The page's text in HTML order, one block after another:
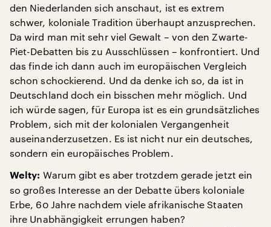
den Niederlanden sich anschaut, ist es extrem
schwer, koloniale Tradition überhaupt anzusprechen.
Da wird man mit sehr viel Gewalt – von den Zwarte-
Piet-Debatten bis zu Ausschlüssen – konfrontiert. Und
das finde ich dann auch im europäischen Vergleich
schon schockierend. Und da denke ich so, da ist in
Deutschland doch ein bisschen mehr möglich. Und
ich würde sagen, für Europa ist es ein grundsätzliches
Problem, sich mit der kolonialen Vergangenheit
auseinanderzusetzen. Es ist nicht nur ein deutsches,
sondern ein europäisches Problem.
Welty: Warum gibt es aber trotzdem gerade jetzt ein
so großes Interesse an der Debatte übers koloniale
Erbe, 60 Jahre nachdem viele afrikanische Staaten
ihre Unabhängigkeit errungen haben?